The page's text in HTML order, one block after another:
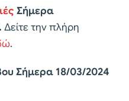
Σήμερα
Δείτε την πλήρη
.
Σήμερα 18/03/2024